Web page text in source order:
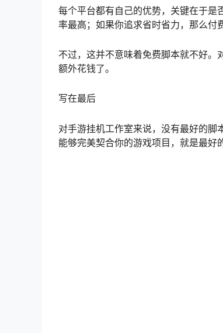
如何选择最适合的脚本平台？
每个平台都有自己的优势，关键在于是
额外花钱了。